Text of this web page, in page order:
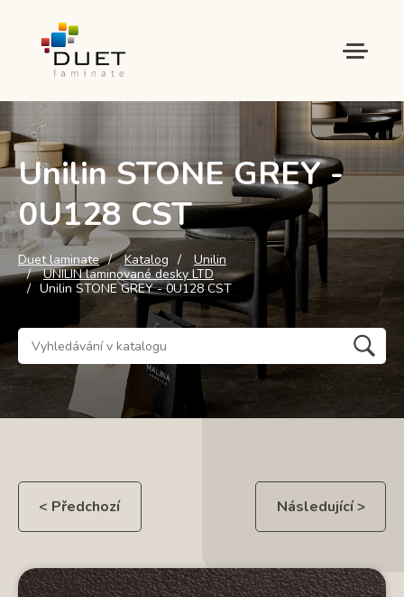
Unilin STONE GREY -
0U128 CST
Duet laminate Katalog
Unilin
UNILIN laminované desky LTD
Unilin STONE GREY - 0U128 CST
< Předchozí Následující >